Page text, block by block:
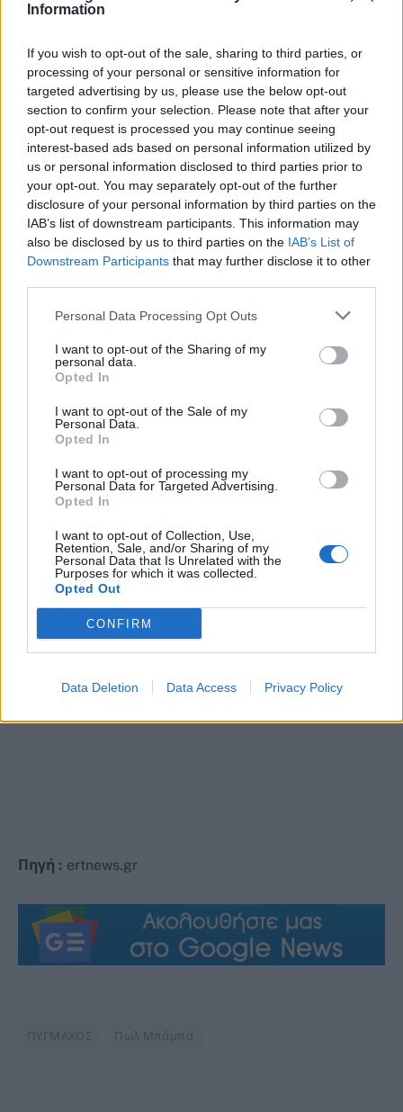
Information
If you wish to opt-out of the sale, sharing to third parties, or
processing of your personal or sensitive information for
targeted advertising by us, please use the below opt-out
section to confirm your selection. Please note that after your
opt-out request is processed you may continue seeing
interest-based ads based on personal information utilized by
us or personal information disclosed to third parties prior to
your opt-out. You may separately opt-out of the further
disclosure of your personal information by third parties on the
IAB’s list of downstream participants. This information may
also be disclosed by us to third parties on the IAB’s List of
Downstream Participants that may further disclose it to other
Personal Data Processing Opt Outs
I want to opt-out of the Sharing of my
personal data.
Opted In
I want to opt-out of the Sale of my
Personal Data.
Opted In
I want to opt-out of processing my
Personal Data for Targeted Advertising.
Opted In
I want to opt-out of Collection, Use,
Retention, Sale, and/or Sharing of my
Personal Data that Is Unrelated with the
Purposes for which it was collected.
Opted Out
CONFIRM
Data Deletion Data Access Privacy Policy
οτιδήποτε άλλο, ήταν ένας μεγάλος άνθρωπος, που
ορμή και αποφασιστικότητα. Αισθανόμαστε
συντετριμμένοι από την απώλεια και παρακαλούμε
για ιδιωτικότητα και κατανόηση κατά τη διάρκεια
αυτής της δύσκολης περιόδου, καθώς
διαχειριζόμαστε συλλογικά τη θλίψη»,
επισημαίνεται στην ανακοίνωση.
Για την ώρα, οι συνθήκες του θανάτου του πυγμάχου
είναι ασαφείς. Σημειώνεται ότι ο Μπάμπα κέρδισε
Στο σύνολο, κατέγραψε 19 νίκες σε 22 αγώνες κατά
τη διάρκεια της καριέρας του, κερδίζοντας 18 από
Πηγή : ertnews.gr
ΠΥΓΜΑΧΟΣ Πωλ Μπάμπα